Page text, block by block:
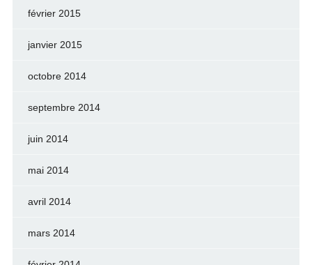
février 2015
janvier 2015
octobre 2014
septembre 2014
juin 2014
mai 2014
avril 2014
mars 2014